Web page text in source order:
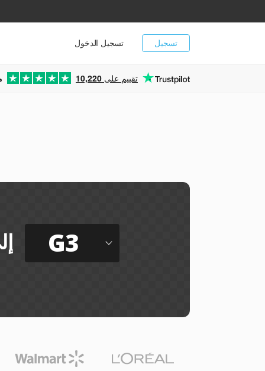
تسجيل تسجيل الدخول
10,220 تقييم على
G3